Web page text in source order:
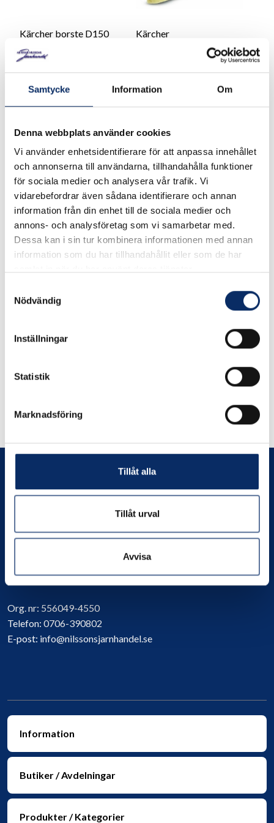
Samtycke Information Om
Denna webbplats använder cookies
Vi använder enhetsidentifierare för att anpassa innehållet
och annonserna till användarna, tillhandahålla funktioner
för sociala medier och analysera vår trafik. Vi
vidarebefordrar även sådana identifierare och annan
information från din enhet till de sociala medier och
annons- och analysföretag som vi samarbetar med.
Dessa kan i sin tur kombinera informationen med annan
information som du har tillhandahållit eller som de har
Nödvändig
Inställningar
Statistik
Marknadsföring
Tillåt alla
Tillåt urval
Avvisa
Kärcher borste D150
499kr
exkl. moms: 399kr
Kärcher
rengöringssvamp
149kr
exkl. moms: 119kr
Kärcher
Underspolningsrör
Kärcker tralltvätt T 350
Kontakta oss
Org. nr: 556049-4550
Telefon: 0706-390802
E-post: info@nilssonsjarnhandel.se
Information
Butiker / Avdelningar
Produkter / Kategorier